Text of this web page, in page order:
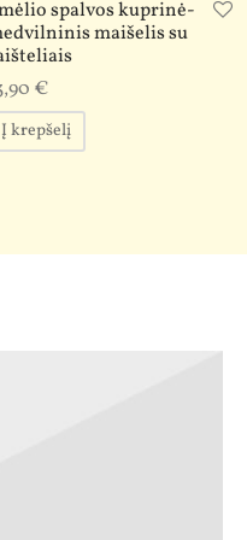
spalvos kuprinė-
maišelis su
€
Į krepšelį